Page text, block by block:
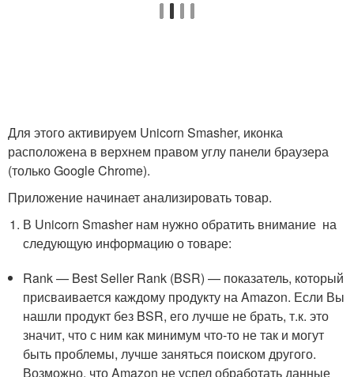
Для этого активируем Unicorn Smasher, иконка
расположена в верхнем правом углу панели браузера
(только Google Chrome).
Приложение начинает анализировать товар.
В Unicorn Smasher нам нужно обратить внимание на
следующую информацию о товаре:
Rank — Best Seller Rank (BSR) — показатель, который
присваивается каждому продукту на Amazon. Если Вы
нашли продукт без BSR, его лучше не брать, т.к. это
значит, что с ним как минимум что-то не так и могут
быть проблемы, лучше заняться поиском другого.
Возможно, что Amazon не успел обработать данные